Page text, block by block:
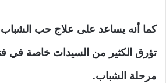
كما أنه يساعد على علاج حب
تؤرق الكثير من السيدات خاصة في
مرحلة الشباب.